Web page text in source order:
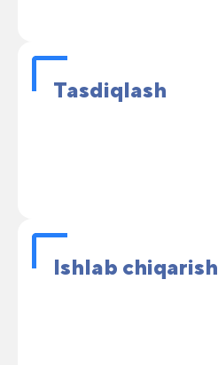
Tasdiqlash
Ishlab chiqarish